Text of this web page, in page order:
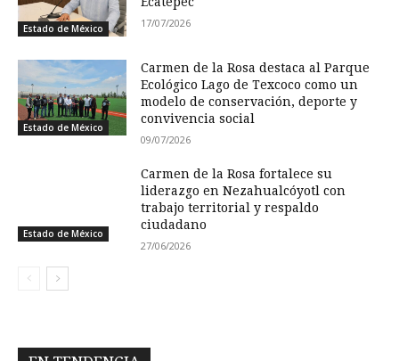
Estado de México 17/07/2026
Estado de México
Carmen de la Rosa destaca al Parque
Ecológico Lago de Texcoco como un
modelo de conservación, deporte y
convivencia social
09/07/2026
Estado de México
Carmen de la Rosa fortalece su
liderazgo en Nezahualcóyotl con
trabajo territorial y respaldo
ciudadano
27/06/2026